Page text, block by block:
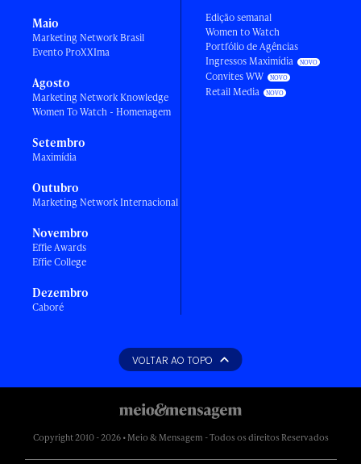
Maio
Marketing Network Brasil
Evento ProXXIma
Agosto
Marketing Network Knowledge
Women To Watch - Homenagem
Setembro
Maximídia
Outubro
Marketing Network Internacional
Novembro
Effie Awards
Effie College
Dezembro
Caboré
Edição semanal
Women to Watch
Portfólio de Agências
Ingressos Maximídia
Convites WW
Retail Media
VOLTAR AO TOPO
Copyright 2010 - 2026 • Meio & Mensagem - Todos os direitos Reservados